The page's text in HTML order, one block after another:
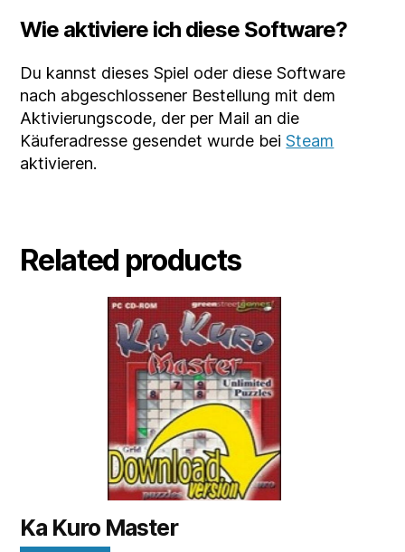
Wie aktiviere ich diese Software?
Du kannst dieses Spiel oder diese Software
nach abgeschlossener Bestellung mit dem
Aktivierungscode, der per Mail an die
Käuferadresse gesendet wurde beiSteam
aktivieren.
Related products
Ka Kuro Master